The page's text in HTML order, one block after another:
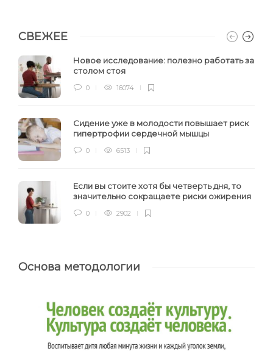
СВЕЖЕЕ
Новое исследование: полезно работать за
столом стоя
0 16074
Сидение уже в молодости повышает риск
гипертрофии сердечной мышцы
0 6513
Если вы стоите хотя бы четверть дня, то
значительно сокращаете риски ожирения
0 2902
Основа методологии